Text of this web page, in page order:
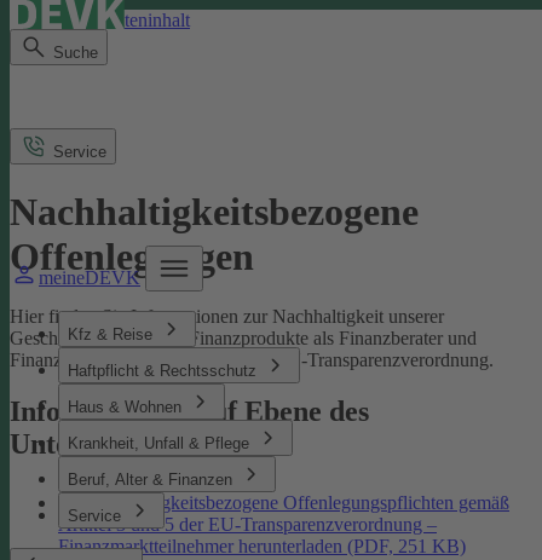
Direkt zum Seiteninhalt
Suche
meineDEVK
Kfz & Reise
Haftpflicht & Rechtsschutz
Haus & Wohnen
Krankheit, Unfall & Pflege
Beruf, Alter & Finanzen
Service
Service
Nachhaltigkeitsbezogene
Offenlegungen
Hier finden Sie Informationen zur Nachhaltigkeit unserer
Geschäftsprozesse und Finanzprodukte als Finanzberater und
Finanzmarktteilnehmer gemäß der EU-Transparenzverordnung.
Informationen auf Ebene des
Unternehmens
Nachhaltigkeitsbezogene Offenlegungspflichten gemäß
Artikel 3 und 5 der EU-Transparenzverordnung –
Finanzmarktteilnehmer herunterladen (PDF, 251 KB)